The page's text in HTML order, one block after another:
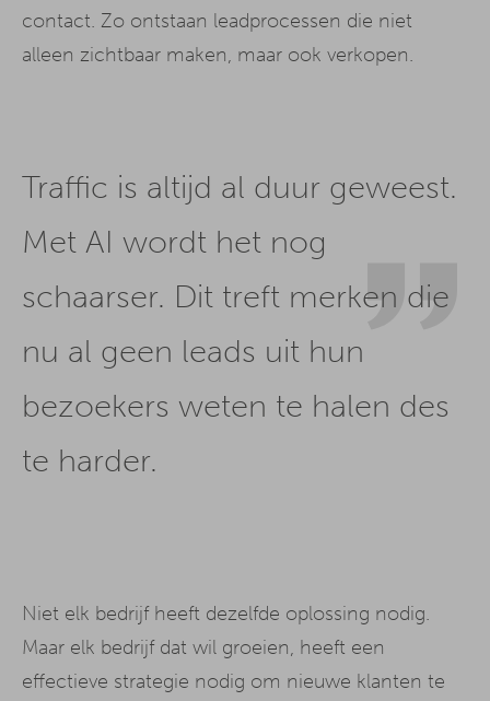
contact. Zo ontstaan leadprocessen die niet
alleen zichtbaar maken, maar ook verkopen.
Traffic is altijd al duur geweest.
Met AI wordt het nog
schaarser. Dit treft merken die
nu al geen leads uit hun
bezoekers weten te halen des
te harder.
Niet elk bedrijf heeft dezelfde oplossing nodig.
Maar elk bedrijf dat wil groeien, heeft een
effectieve strategie nodig om nieuwe klanten te